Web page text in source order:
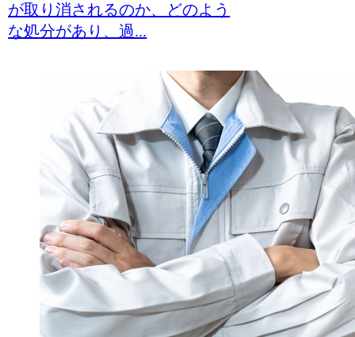
が取り消されるのか、どのよう
な処分があり、過...